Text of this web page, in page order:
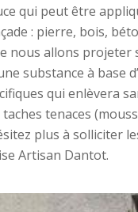
qui peut être
: pierre, bois,
nous allons projeter
substance à base
qui enlèvera
tenaces
plus à solliciter
Artisan Dantot.